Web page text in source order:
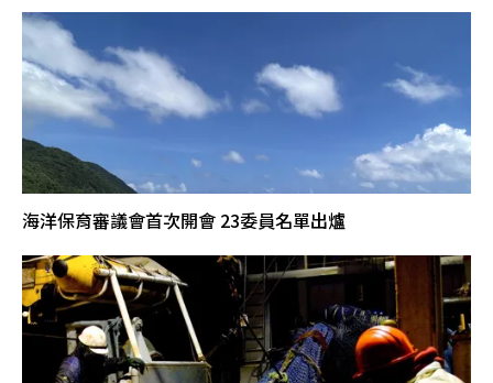
海洋保育審議會首次開會 23委員名單出爐